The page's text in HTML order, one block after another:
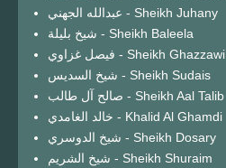
عبدالله الجهني - Sheikh Juhany
شيخ بليلة - Sheikh Baleela
فيصل غزاوي - Sheikh Ghazzawi
شيخ السديس - Sheikh Sudais
صالح آل طالب - Sheikh Aal Talib
خالد الغامدي - Khalid Al Ghamdi
شيخ الدوسري - Sheikh Dosary
شيخ الشريم - Sheikh Shuraim